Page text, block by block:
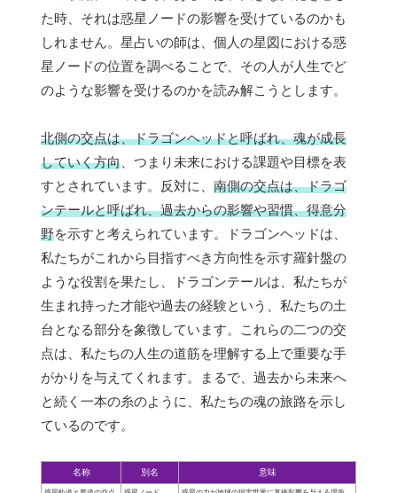
た時、それは惑星ノードの影響を受けているのかも
しれません。星占いの師は、個人の星図における惑
星ノードの位置を調べることで、その人が人生でど
のような影響を受けるのかを読み解こうとします。
北側の交点は、ドラゴンヘッドと呼ばれ、魂が成長
していく方向 、つまり未来における課題や目標を表
すとされています。反対に、 南側の交点は、ドラゴ
ンテールと呼ばれ、過去からの影響や習慣、得意分
野を示すと考えられています。ドラゴンヘッドは、
私たちがこれから目指すべき方向性を示す羅針盤の
ような役割を果たし、ドラゴンテールは、私たちが
生まれ持った才能や過去の経験という、私たちの土
台となる部分を象徴しています。これらの二つの交
点は、私たちの人生の道筋を理解する上で重要な手
がかりを与えてくれます。まるで、過去から未来へ
と続く一本の糸のように、私たちの魂の旅路を示し
ているのです。
名称 別名 意味